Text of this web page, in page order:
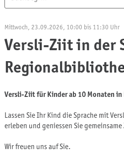
Versli-Ziit in der
Mittwoch, 23.09.2026 , 10:00 bis 11:30 Uhr
Versli-Ziit für Kinder ab 10 Monaten in
Lassen Sie Ihr Kind die Sprache mit
erleben und geniessen Sie gemeinsame
Wir freuen uns auf Sie.